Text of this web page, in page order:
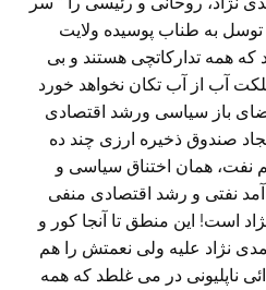
به طناب پوسیده ولایت
همه تدارکاتچی هستند و بی
آب از آب تکان نخواهد خورد
باز سیاسی ورشد اقتصادی
صندوق ذخیره ارزی چند ده
نفت، همان اختناق سیاسی و
آمد نفتی و رشد اقتصادی منفی
است! این منطق تا آنجا کور و
نژاد علیه ولی نعمتش را هم
ناپلیونی در می غلطد که همه